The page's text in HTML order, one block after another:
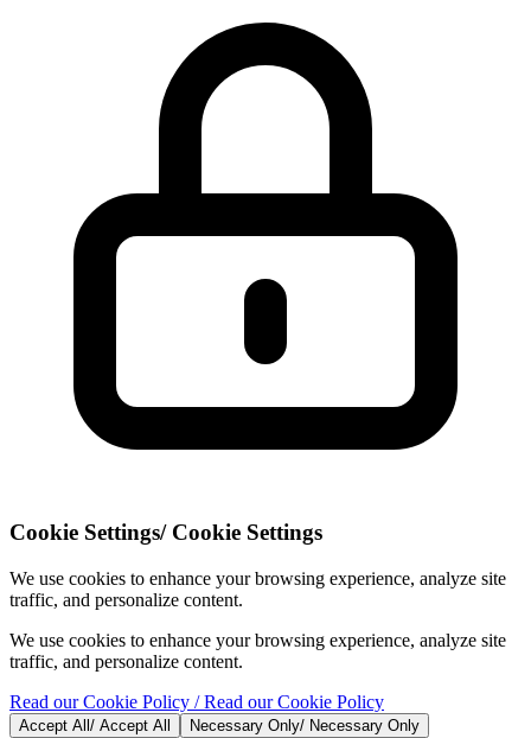
Cookie Settings/ Cookie Settings
We use cookies to enhance your browsing experience, analyze site
traffic, and personalize content.
We use cookies to enhance your browsing experience, analyze site
traffic, and personalize content.
Read our Cookie Policy / Read our Cookie Policy
Accept All / Accept All Necessary Only/ Necessary Only